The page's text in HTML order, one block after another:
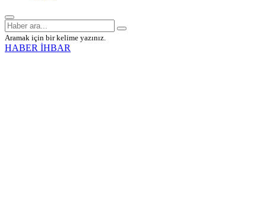
Aramak için bir kelime yazınız.
HABER İHBAR